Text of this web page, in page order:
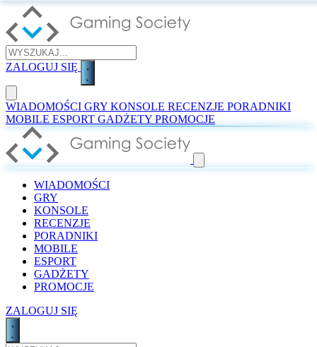
ZALOGUJ SIĘ
WIADOMOŚCI GRY KONSOLE RECENZJE PORADNIKI
MOBILE ESPORT GADŻETY PROMOCJE
WIADOMOŚCI
GRY
KONSOLE
RECENZJE
PORADNIKI
MOBILE
ESPORT
GADŻETY
PROMOCJE
ZALOGUJ SIĘ